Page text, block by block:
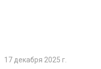
17 декабря 2025 г.